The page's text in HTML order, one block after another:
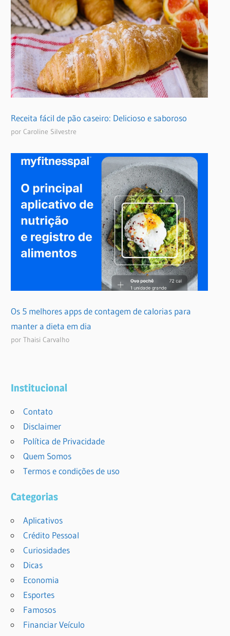
Receita fácil de pão caseiro: Delicioso e saboroso
por Caroline Silvestre
Os 5 melhores apps de contagem de calorias para
manter a dieta em dia
por Thaisi Carvalho
Institucional
Contato
Disclaimer
Política de Privacidade
Quem Somos
Termos e condições de uso
Categorias
Aplicativos
Crédito Pessoal
Curiosidades
Dicas
Economia
Esportes
Famosos
Financiar Veículo